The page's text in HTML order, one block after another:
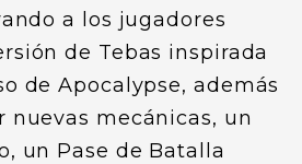
a los jugadores
de Tebas inspirada
de Apocalypse, además
nuevas mecánicas, un
un Pase de Batalla